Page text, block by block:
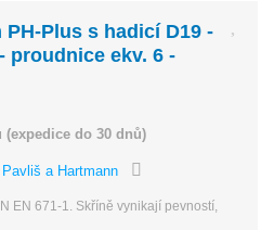
Plus s hadicí D19 -
proudnice ekv. 6 -
(expedice do 30 dnů)
Pavliš a Hartmann
EN 671-1. Skříně vynikají pevností,